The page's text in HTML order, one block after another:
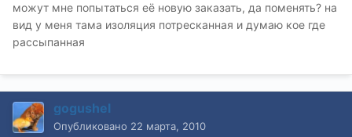
можут мне попытаться её новую заказать, да поменять? на
вид у меня тама изоляция потресканная и думаю кое где
рассыпанная
gogushel
Опубликовано 22 марта, 2010